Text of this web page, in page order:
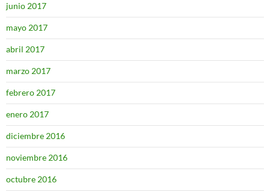
junio 2017
mayo 2017
abril 2017
marzo 2017
febrero 2017
enero 2017
diciembre 2016
noviembre 2016
octubre 2016